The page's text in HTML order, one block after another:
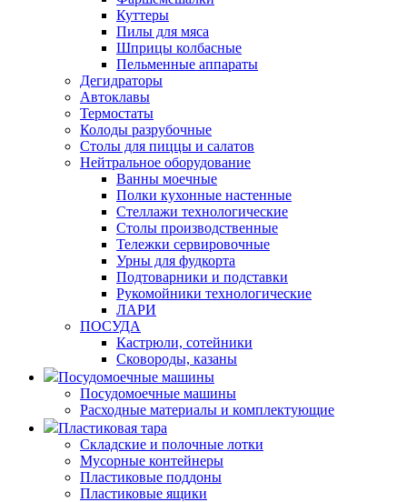
Куттеры
Пилы для мяса
Шприцы колбасные
Пельменные аппараты
Дегидраторы
Автоклавы
Термостаты
Колоды разрубочные
Столы для пиццы и салатов
Нейтральное оборудование
Ванны моечные
Полки кухонные настенные
Стеллажи технологические
Столы производственные
Тележки сервировочные
Урны для фудкорта
Подтоварники и подставки
Рукомойники технологические
ЛАРИ
ПОСУДА
Кастрюли, сотейники
Сковороды, казаны
Посудомоечные машины
Посудомоечные машины
Расходные материалы и комплектующие
Пластиковая тара
Складские и полочные лотки
Мусорные контейнеры
Пластиковые поддоны
Пластиковые ящики